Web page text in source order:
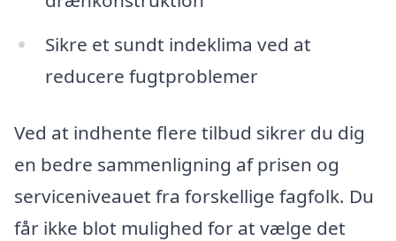
Sikre et sundt indeklima ved at
reducere fugtproblemer
Ved at indhente flere tilbud sikrer du dig
en bedre sammenligning af prisen og
serviceniveauet fra forskellige fagfolk. Du
får ikke blot mulighed for at vælge det